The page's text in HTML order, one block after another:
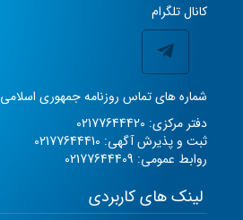
کانال تلگرام
شماره های تماس روزنامه جمهوری اسلامی
دفتر مرکزی: 02177644420
ثبت و پذیرش آگهی: 02177644410
روابط عمومی: 02177644409
لینک های کاربردی